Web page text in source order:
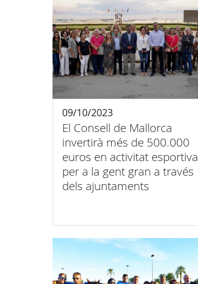
El Consell de Mallorca
invertirà més de 500.000
euros en activitat esportiva
per a la gent gran a través
dels ajuntaments
09/10/2023